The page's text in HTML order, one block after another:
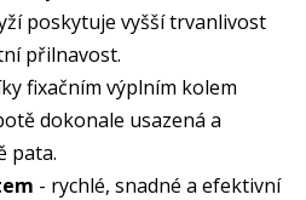
poskytuje vyšší trvanlivost
přilnavost.
fixačním výplním kolem
dokonale usazená a
pata.
- rychlé, snadné a efektivní